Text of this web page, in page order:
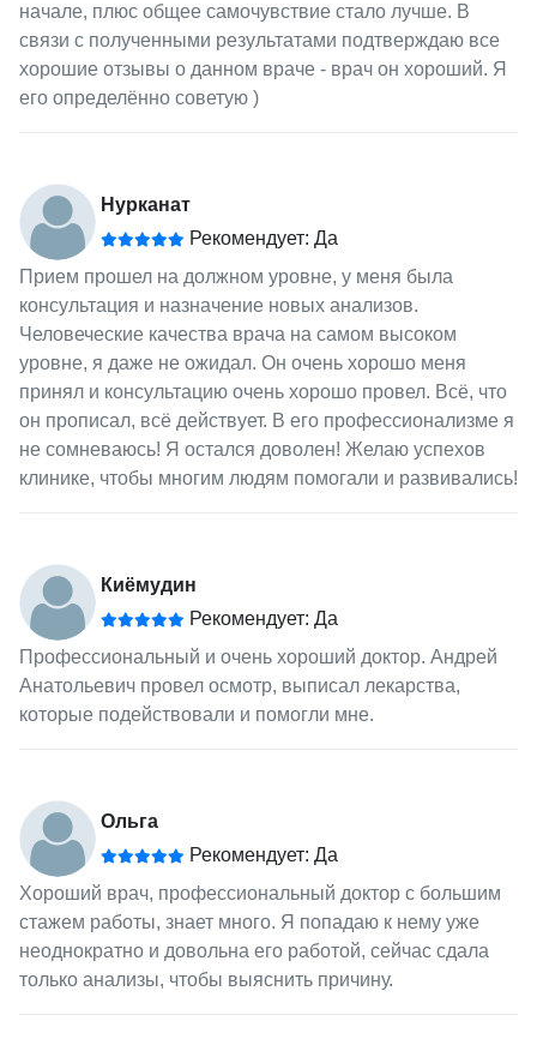
начале, плюс общее самочувствие стало лучше. В
связи с полученными результатами подтверждаю все
хорошие отзывы о данном враче - врач он хороший. Я
его определённо советую )
Нурканат
Рекомендует: Да
Прием прошел на должном уровне, у меня была
консультация и назначение новых анализов.
Человеческие качества врача на самом высоком
уровне, я даже не ожидал. Он очень хорошо меня
принял и консультацию очень хорошо провел. Всё, что
он прописал, всё действует. В его профессионализме я
не сомневаюсь! Я остался доволен! Желаю успехов
клинике, чтобы многим людям помогали и развивались!
Киёмудин
Рекомендует: Да
Профессиональный и очень хороший доктор. Андрей
Анатольевич провел осмотр, выписал лекарства,
которые подействовали и помогли мне.
Ольга
Рекомендует: Да
Хороший врач, профессиональный доктор с большим
стажем работы, знает много. Я попадаю к нему уже
неоднократно и довольна его работой, сейчас сдала
только анализы, чтобы выяснить причину.